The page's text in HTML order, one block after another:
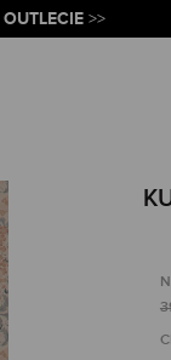
OUTLECIE >>